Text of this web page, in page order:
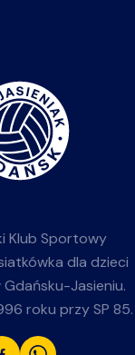
Klub Sportowy
dla dzieci
Gdańsku-Jasieniu.
roku przy SP 85.